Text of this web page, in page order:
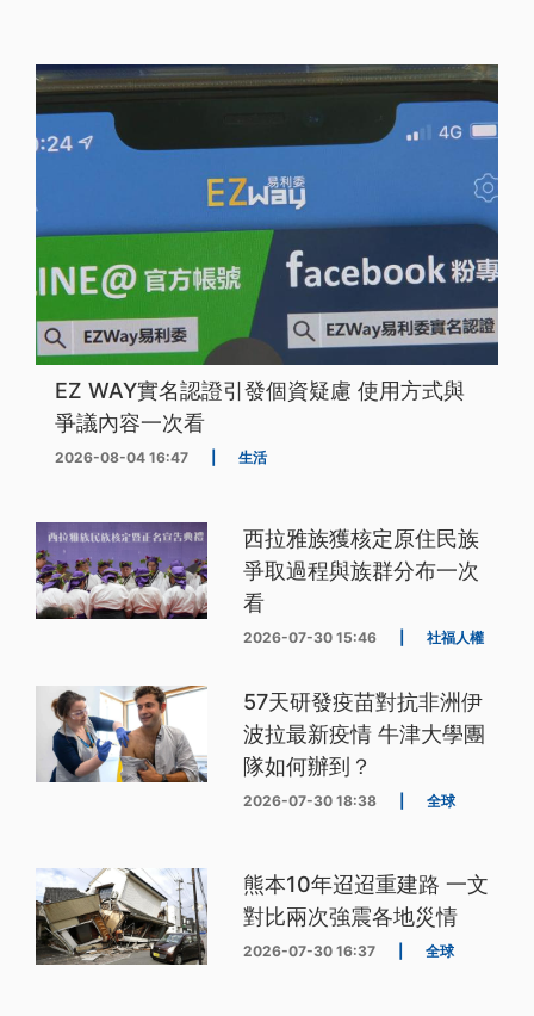
EZ WAY實名認證引發個資疑慮 使用方式與
爭議內容一次看
2026-08-04 16:47 生活
西拉雅族獲核定原住民族
爭取過程與族群分布一次
看
2026-07-30 15:46 社福人權
57天研發疫苗對抗非洲伊
波拉最新疫情 牛津大學團
隊如何辦到？
2026-07-30 18:38 全球
熊本10年迢迢重建路 一文
對比兩次強震各地災情
2026-07-30 16:37 全球